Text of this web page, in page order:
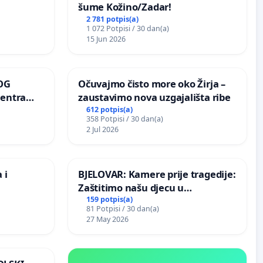
šume Kožino/Zadar!
2 781 potpis(a)
1 072 Potpisi / 30 dan(a)
15 Jun 2026
Očuvajmo čisto more oko Žirja –
zaustavimo nova uzgajališta ribe
612 potpis(a)
358 Potpisi / 30 dan(a)
2 Jul 2026
i
BJELOVAR: Kamere prije tragedije:
Zaštitimo našu djecu u
Vukovarskoj!
159 potpis(a)
81 Potpisi / 30 dan(a)
27 May 2026